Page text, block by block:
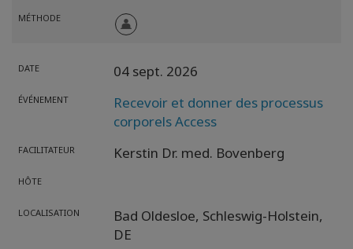
MÉTHODE
DATE 04 sept. 2026
ÉVÉNEMENT
Recevoir et donner des processus
corporels Access
FACILITATEUR Kerstin Dr. med. Bovenberg
HÔTE
LOCALISATION Bad Oldesloe, Schleswig-Holstein,
DE